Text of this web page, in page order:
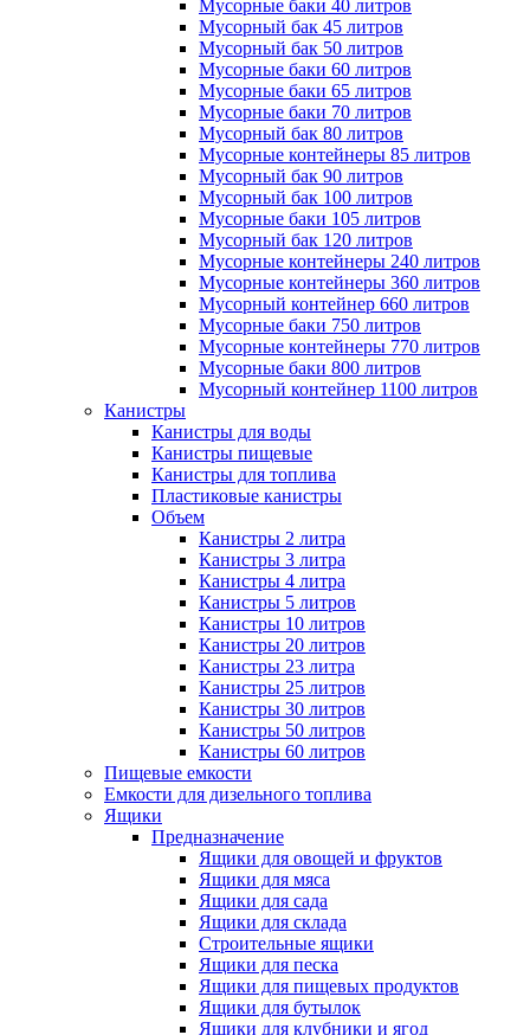
Мусорные баки 40 литров
Мусорный бак 45 литров
Мусорный бак 50 литров
Мусорные баки 60 литров
Мусорные баки 65 литров
Мусорные баки 70 литров
Мусорный бак 80 литров
Мусорные контейнеры 85 литров
Мусорный бак 90 литров
Мусорный бак 100 литров
Мусорные баки 105 литров
Мусорный бак 120 литров
Мусорные контейнеры 240 литров
Мусорные контейнеры 360 литров
Мусорный контейнер 660 литров
Мусорные баки 750 литров
Мусорные контейнеры 770 литров
Мусорные баки 800 литров
Мусорный контейнер 1100 литров
Канистры
Канистры для воды
Канистры пищевые
Канистры для топлива
Пластиковые канистры
Объем
Канистры 2 литра
Канистры 3 литра
Канистры 4 литра
Канистры 5 литров
Канистры 10 литров
Канистры 20 литров
Канистры 23 литра
Канистры 25 литров
Канистры 30 литров
Канистры 50 литров
Канистры 60 литров
Пищевые емкости
Емкости для дизельного топлива
Ящики
Предназначение
Ящики для овощей и фруктов
Ящики для мяса
Ящики для сада
Ящики для склада
Строительные ящики
Ящики для песка
Ящики для пищевых продуктов
Ящики для бутылок
Ящики для клубники и ягод